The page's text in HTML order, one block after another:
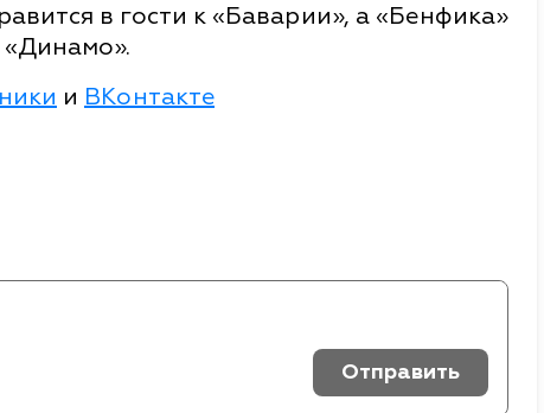
в гости к «Баварии», а «Бенфика»
«Динамо».
и ВКонтакте
Отправить